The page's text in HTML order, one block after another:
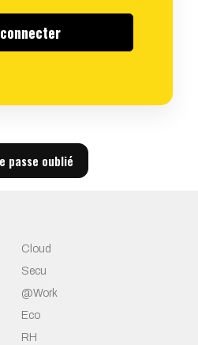
passe oublié
Cloud
Secu
@Work
Eco
RH